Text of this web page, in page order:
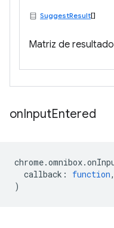
SuggestResult[]
Matriz de
onInputEntered
chrome.omnibox.
callback : function,
)